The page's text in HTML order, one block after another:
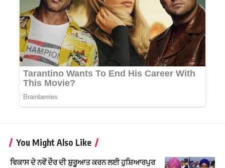
You Might Also Like
ਵਿਕਾਸ ਦੇ ਨਵੇਂ ਦੌਰ ਦੀ ਸ਼ੁਰੂਆਤ ਕਰਨ ਲਈ ਹੁਸ਼ਿਆਰਪੁਰ